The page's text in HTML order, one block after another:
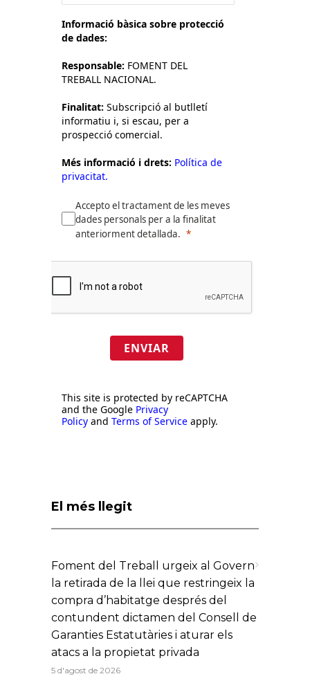
Informació bàsica sobre protecció
de dades:
Responsable: FOMENT DEL
TREBALL NACIONAL.
Finalitat: Subscripció al butlletí
informatiu i, si escau, per a
prospecció comercial.
Més informació i drets: Política de
privacitat.
Accepto el tractament de les meves
dades personals per a la finalitat
anteriorment detallada.
ENVIAR
This site is protected by reCAPTCHA
and the Google Privacy
Policy and Terms of Service apply.
El més llegit
Foment del Treball urgeix al Govern
la retirada de la llei que restringeix la
compra d’habitatge després del
contundent dictamen del Consell de
Garanties Estatutàries i aturar els
atacs a la propietat privada
5 d'agost de 2026